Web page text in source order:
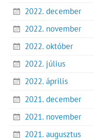
2022. december
2022. november
2022. október
2022. július
2022. április
2021. december
2021. november
2021. augusztus